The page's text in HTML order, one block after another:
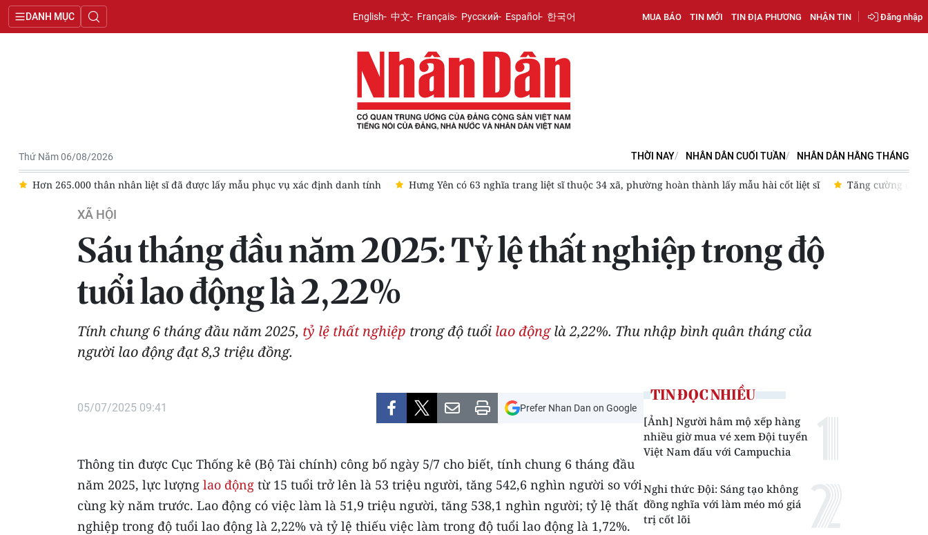
DANH MỤC English 中文 Français Русский Español 한국어 MUA BÁO TIN MỚI TIN ĐỊA PHƯƠNG NHẬN TIN Đăng nhập
Thứ Năm 06/08/2026 THỜI NAY NHÂN DÂN CUỐI TUẦN NHÂN DÂN HẰNG THÁNG
lấy mẫu phục vụ xác định danh tính Hưng Yên có 63 nghĩa trang liệt sĩ thuộc 34 xã, phường hoàn thành lấy mẫu hài cốt liệt sĩ Tăng cường đối thoại, tháo gỡ khó khăn cho người lao
XÃ HỘI
Sáu tháng đầu năm 2025: Tỷ lệ thất nghiệp trong độ
tuổi lao động là 2,22%
Tính chung 6 tháng đầu năm 2025, tỷ lệ thất nghiệp trong độ tuổi lao độnglà 2,22%. Thu nhập bình quân tháng của
người lao động đạt 8,3 triệu đồng.
05/07/2025 09:41 Prefer Nhan Dan on Google
Thông tin được Cục Thống kê (Bộ Tài chính) công bố ngày 5/7 cho biết, tính chung 6 tháng đầu
năm 2025, lực lượng lao động từ 15 tuổi trở lên là 53 triệu người, tăng 542,6 nghìn người so với
cùng kỳ năm trước. Lao động có việc làm là 51,9 triệu người, tăng 538,1 nghìn người; tỷ lệ thất
nghiệp trong độ tuổi lao động là 2,22% và tỷ lệ thiếu việc làm trong độ tuổi lao động là 1,72%.
TIN ĐỌC NHIỀU
[Ảnh] Người hâm mộ xếp hàng
nhiều giờ mua vé xem Đội tuyển
Việt Nam đấu với Campuchia
Nghi thức Đội: Sáng tạo không
đồng nghĩa với làm méo mó giá
trị cốt lõi